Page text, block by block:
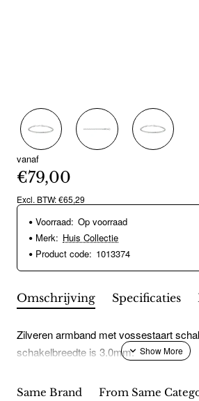
vanaf
€79,00
Excl. BTW: €65,29
Voorraad: Op voorraad
Merk: Huis Collectie
Product code: 1013374
Omschrijving Specificaties
Zilveren armband met vossestaart
schakelbreedte is 3.0mm.
Same Brand From Same